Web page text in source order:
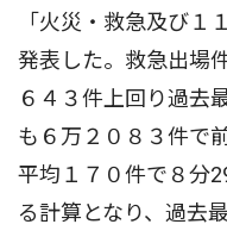
「火災・救急及び１
発表した。救急出場
６４３件上回り過去
も６万２０８３件で
平均１７０件で８分
る計算となり、過去